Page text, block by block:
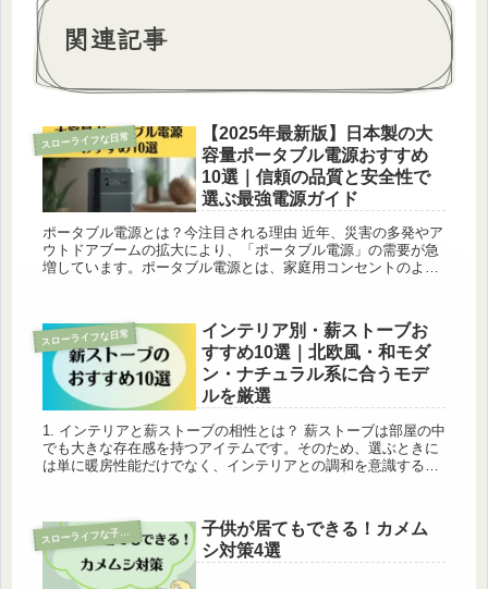
関連記事
スローライフな日常
【2025年最新版】日本製の大
容量ポータブル電源おすすめ
10選｜信頼の品質と安全性で
選ぶ最強電源ガイド
ポータブル電源とは？今注目される理由 近年、災害の多発やア
ウトドアブームの拡大により、「ポータブル電源」の需要が急
増しています。ポータブル電源とは、家庭用コンセントのよう
スローライフな日常
インテリア別・薪ストーブお
すすめ10選｜北欧風・和モダ
ン・ナチュラル系に合うモデ
ルを厳選
1. インテリアと薪ストーブの相性とは？ 薪ストーブは部屋の中
でも大きな存在感を持つアイテムです。そのため、選ぶときに
は単に暖房性能だけでなく、インテリアとの調和を意識するこ
ス
ローライフな子育て
子供が居てもできる！カメム
シ対策4選